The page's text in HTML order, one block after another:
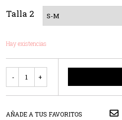
Talla 2
Hay existencias
AÑADE A TUS FAVORITOS